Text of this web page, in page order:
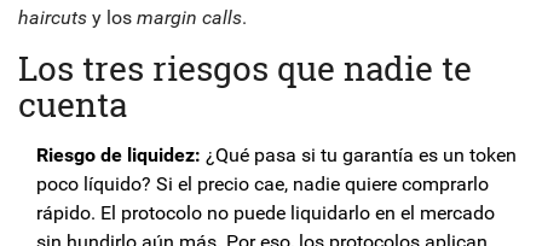
haircuts y los margin calls.
Los tres riesgos que nadie te
cuenta
Riesgo de liquidez: ¿Qué pasa si tu garantía es un token
poco líquido? Si el precio cae, nadie quiere comprarlo
rápido. El protocolo no puede liquidarlo en el mercado